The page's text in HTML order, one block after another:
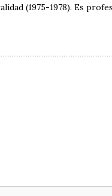
(1975-1978). Es